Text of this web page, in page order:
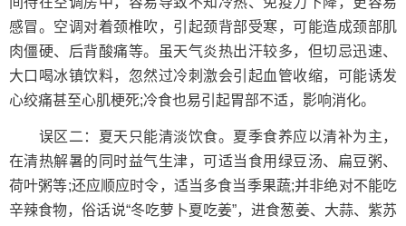
感冒。空调对着颈椎吹，引起颈背部受寒，可能造成颈部肌
肉僵硬、后背酸痛等。虽天气炎热出汗较多，但切忌迅速、
大口喝冰镇饮料，忽然过冷刺激会引起血管收缩，可能诱发
心绞痛甚至心肌梗死;冷食也易引起胃部不适，影响消化。
误区二：夏天只能清淡饮食。夏季食养应以清补为主，
在清热解暑的同时益气生津，可适当食用绿豆汤、扁豆粥、
荷叶粥等;还应顺应时令，适当多食当季果蔬;并非绝对不能吃
辛辣食物，俗话说“冬吃萝卜夏吃姜”，进食葱姜、大蒜、紫苏